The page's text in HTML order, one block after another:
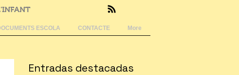
ESCOLA CONTACTE More
Entradas destacadas